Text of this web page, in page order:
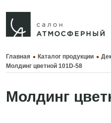
Главная Каталог продукции
Молдинг цветной 101D-58
Молдинг